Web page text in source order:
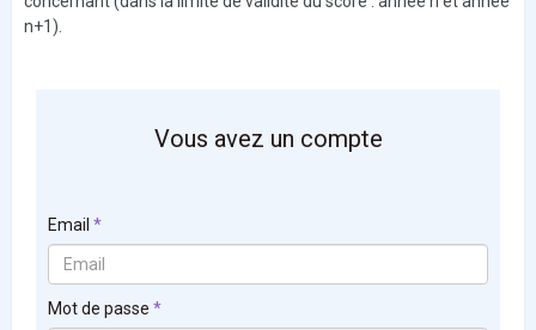
n+1).
Vous avez un compte
Email
Mot de passe